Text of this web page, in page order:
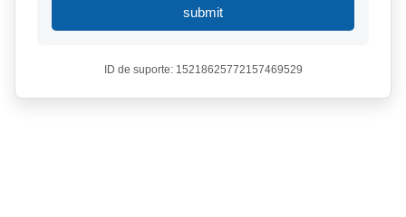
submit
ID de suporte: 15218625772157469529